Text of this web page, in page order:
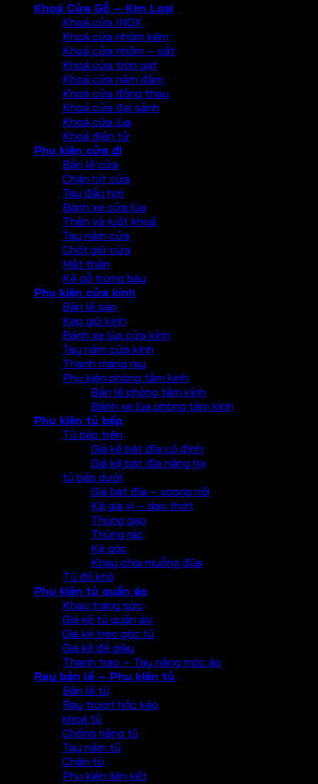
Khoá Cửa Gỗ – Kim Loại
Khoá cửa INOX
Khoá cửa nhôm kẽm
Khoả cửa nhôm – sắt
Khoá cửa tròn gạt
Khoá cửa nắm đấm
Khoá cửa đồng thau
Khoá cửa đại sảnh
Khoá cửa lùa
Khoá điện tử
Phụ kiện cửa đi
Bản lề cửa
Chặn hít cửa
Tay đẩy hơi
Bánh xe cửa lùa
Thân và ruột khoá
Tay nắm cửa
Chốt giữ cửa
Mắt thần
Kệ gỗ trưng bày
Phụ kiện cửa kính
Bản lề sàn
Kẹp giữ kính
Bánh xe lùa cửa kính
Tay nắm cửa kính
Thanh máng ray
Phụ kiện phòng tắm kính
Bản lề phòng tắm kính
Bánh xe lùa phòng tắm kính
Phụ kiện tủ bếp
Tủ bếp trên
Giá kệ bát đĩa cố định
Giá kệ bát đĩa nâng hạ
tủ bếp dưới
Giá bát đĩa – xoong nồi
Kệ gia vị – dao thớt
Thùng gạo
Thùng rác
Kệ góc
Khay chia muỗng đũa
Tủ đồ khô
Phụ kiện tủ quần áo
Khay trang sức
Giá kệ tủ quần áo
Giá kệ treo góc tủ
Giá kệ để giày
Thanh treo – Tay nâng móc áo
Ray bản lề – Phụ kiện tủ
Bản lề tủ
Ray trượt hộc kéo
khoá tủ
Chống nâng tủ
Tay nắm tủ
Chân tủ
Phụ kiện liên kết